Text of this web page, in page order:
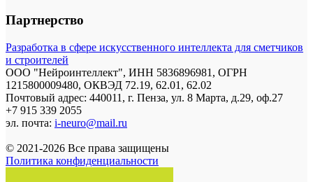
Партнерство
Разработка в сфере искусственного интеллекта для сметчиков
и строителей
ООО "Нейроинтеллект", ИНН 5836896981, ОГРН
1215800009480, ОКВЭД 72.19, 62.01, 62.02
Почтовый адрес: 440011, г. Пенза, ул. 8 Марта, д.29, оф.27
+7 915 339 2055
эл. почта: i-neuro@mail.ru
© 2021-2026 Все права защищены
Политика конфиденциальности